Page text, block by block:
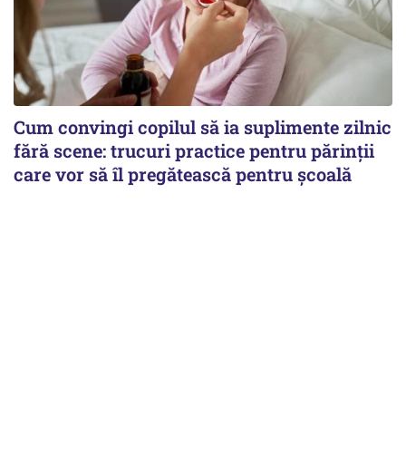
Cum convingi copilul să ia suplimente zilnic
fără scene: trucuri practice pentru părinții
care vor să îl pregătească pentru școală